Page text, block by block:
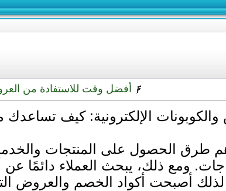
أفضل وقت للاستفادة من
والكوبونات الإلكترونية: كيف
طرق الحصول على المنتجات
ومع ذلك، يبحث العملاء دائمًا
لذلك أصبحت أكواد الخصم والعروض